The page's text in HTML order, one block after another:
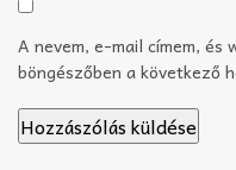
A nevem, e-mail címem, és
böngészőben a következő